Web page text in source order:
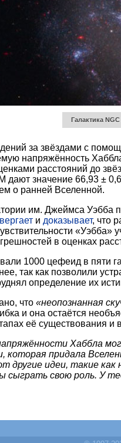
Галактика
за звёздами с
напряжённость
расстояний до
дают значение 66,93 ±
о ранней Вселенной.
им. Джеймса Уэбба
и доказывает, что
«Уэбба»
в оценках
1000 цефеид в пяти
так как позволили
определение их
что «неопознанная
и она остаётся
её существования и
Хаббла
придала
другие идеи, такие
свою роль. У